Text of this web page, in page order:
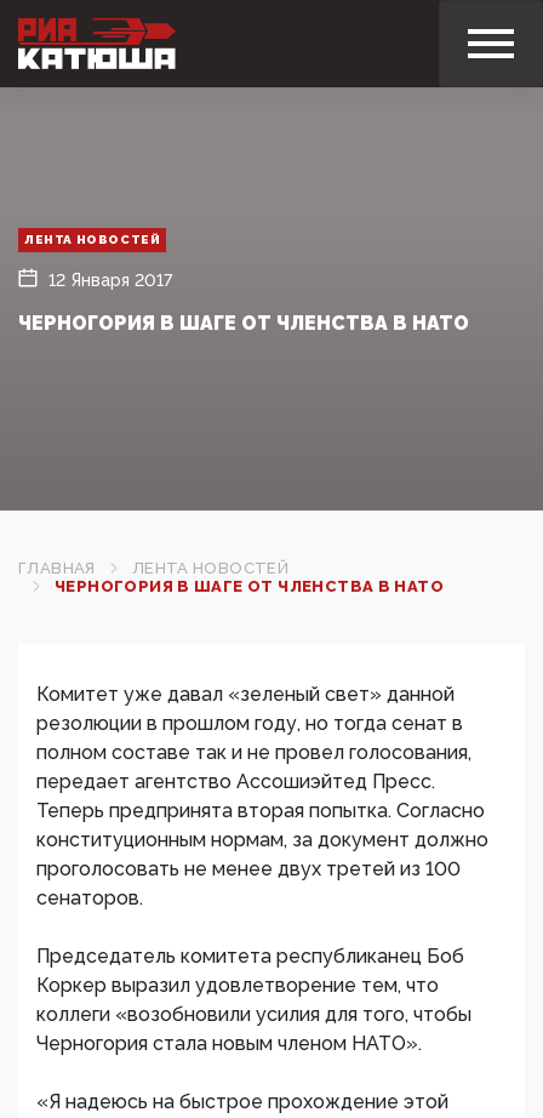
ЛЕНТА НОВОСТЕЙ
12 Января 2017
ЧЕРНОГОРИЯ В ШАГЕ ОТ ЧЛЕНСТВА В НАТО
ГЛАВНАЯ
ЛЕНТА НОВОСТЕЙ
ЧЕРНОГОРИЯ В ШАГЕ ОТ ЧЛЕНСТВА В НАТО
Комитет уже давал «зеленый свет» данной
резолюции в прошлом году, но тогда сенат в
полном составе так и не провел голосования,
передает агентство Ассошиэйтед Пресс.
Теперь предпринята вторая попытка. Согласно
конституционным нормам, за документ должно
проголосовать не менее двух третей из 100
сенаторов.
Председатель комитета республиканец Боб
Коркер выразил удовлетворение тем, что
коллеги «возобновили усилия для того, чтобы
Черногория стала новым членом НАТО».
«Я надеюсь на быстрое прохождение этой